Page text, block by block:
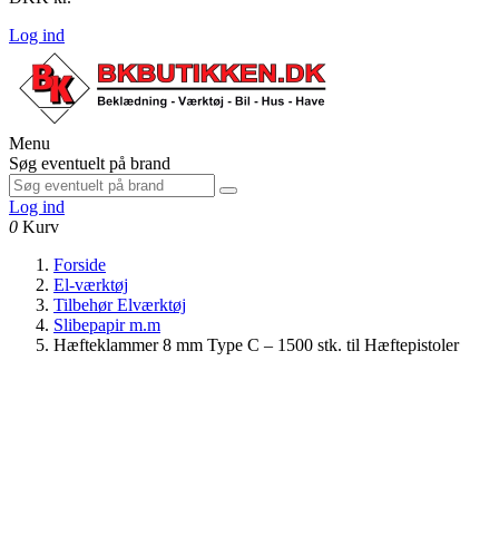
Log ind
Menu
Søg eventuelt på brand
Log ind
0 Kurv
Forside
El-værktøj
Tilbehør Elværktøj
Slibepapir m.m
Hæfteklammer 8 mm Type C – 1500 stk. til Hæftepistoler